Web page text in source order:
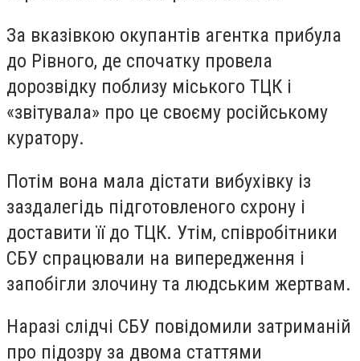
За вказівкою окупантів агентка прибула
до Рівного, де спочатку провела
дорозвідку поблизу міського ТЦК і
«звітувала» про це своєму російському
куратору.
Потім вона мала дістати вибухівку із
заздалегідь підготовленого схрону і
доставити її до ТЦК. Утім, співробітники
СБУ спрацювали на випередження і
запобігли злочину та людським жертвам.
Наразі слідчі СБУ повідомили затриманій
про підозру за двома статтями